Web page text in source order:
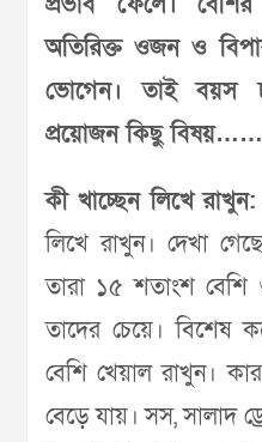
অতিরিক্ত ওজন ও
ভোগেন। তাই বয়স
প্রয়োজন কিছু বিষয়……
কী খাচ্ছেন লিখে রাখুন:
লিখে রাখুন। দেখা
তারা ১৫ শতাংশ বেশি
তাদের চেয়ে। বিশেষ
বেশি খেয়াল রাখুন।
বেড়ে যায়। সস, সালাদ